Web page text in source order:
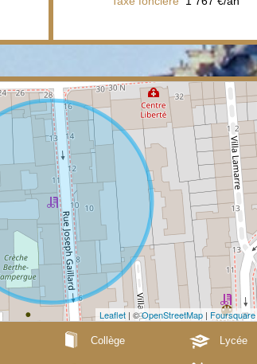
Leaflet | ©OpenStreetMap | Foursquare
Collège Lycée